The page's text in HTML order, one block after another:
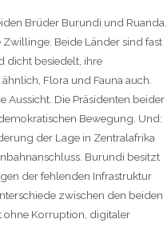
Brüder Burundi und Ruanda.
Zwillinge. Beide Länder sind fast
dicht besiedelt, ihre
Flora und Fauna auch.
Aussicht. Die Präsidenten beider
Bewegung. Und:
der Lage in Zentralafrika
Burundi besitzt
der fehlenden Infrastruktur
zwischen den beiden
ohne Korruption, digitaler